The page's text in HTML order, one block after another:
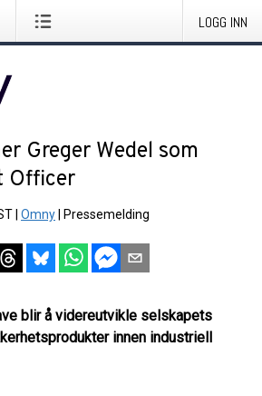
LOGG INN
Greger Wedel som
Officer
Omny Pressemelding
blir å videreutvikle selskapets
innen industriell